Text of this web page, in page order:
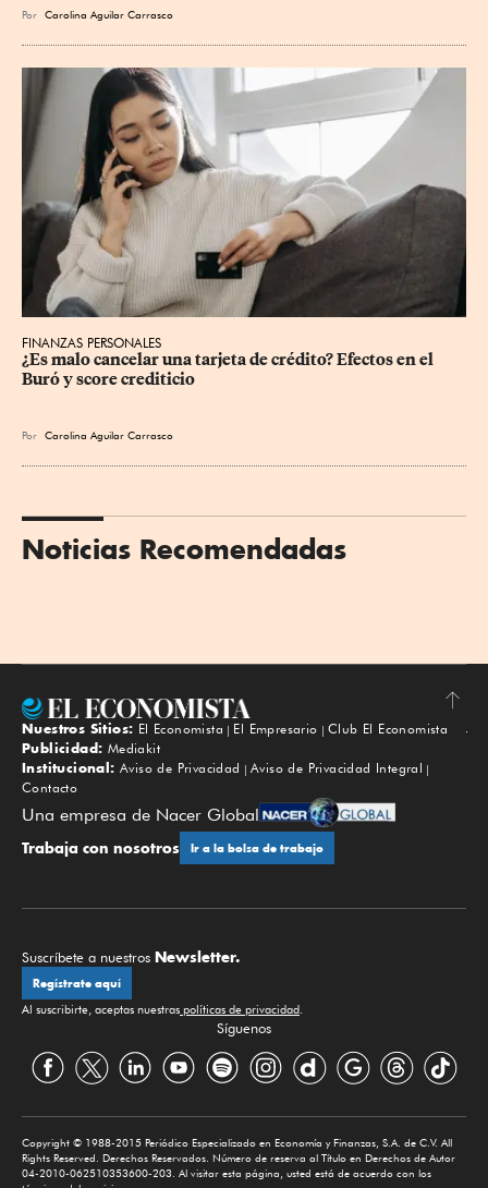
Por Carolina Aguilar Carrasco
FINANZAS PERSONALES
¿Es malo cancelar una tarjeta de crédito? Efectos en el
Buró y score crediticio
Por Carolina Aguilar Carrasco
Noticias Recomendadas
Subir
Nuestros Sitios: El Economista El Empresario
Club El Economista
Publicidad: Mediakit
Institucional: Aviso de Privacidad
Aviso de Privacidad Integral
Contacto
Una empresa de Nacer Global
Trabaja con nosotros Ir a la bolsa de trabajo
Suscríbete a nuestros Newsletter.
Regístrate aquí
Al suscribirte, aceptas nuestras políticas de privacidad.
Síguenos
Copyright © 1988-2015 Periódico Especializado en Economía y Finanzas, S.A. de C.V. All
Rights Reserved. Derechos Reservados. Número de reserva al Título en Derechos de Autor
04-2010-062510353600-203. Al visitar esta página, usted está de acuerdo con los